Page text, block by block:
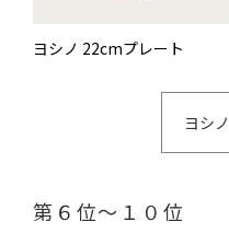
ヨシノ 22cmプレート
ヨシ
第６位～１０位